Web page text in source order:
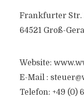
Frankfurter Str.
64521 Groß-
Website:
E-Mail :
Telefon: +49 (0)